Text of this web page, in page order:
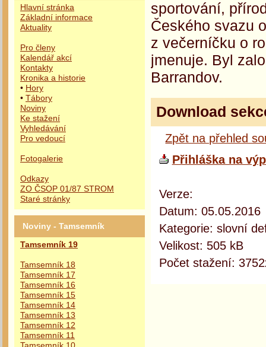
Hlavní stránka
Základní informace
Aktuality
Pro členy
Kalendář akcí
Kontakty
Kronika a historie
• Hory
• Tábory
Noviny
Ke stažení
Vyhledávání
Pro vedoucí
Fotogalerie
Odkazy
ZO ČSOP 01/87 STROM
Staré stránky
Noviny - Tamsemník
Tamsemník 19
Tamsemník 18
Tamsemník 17
Tamsemník 16
Tamsemník 15
Tamsemník 14
Tamsemník 13
Tamsemník 12
Tamsemník 11
sportování,
Českého svazu
z večerníčku o
jmenuje. Byl
Barrandov.
Download
Zpět na přehled
Přihláška na
Verze:
Datum: 05.05.2016
Kategorie: slovní
Velikost: 505 kB
Počet stažení: